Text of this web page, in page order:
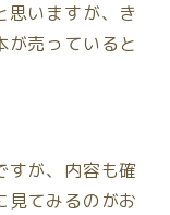
思いますが、き
が売っていると
すが、内容も確
見てみるのがお